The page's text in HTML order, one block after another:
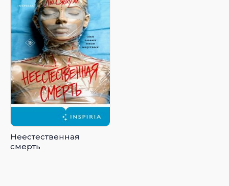
Неестественная
смерть